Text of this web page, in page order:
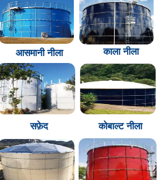
काला नीला
सफ़ेद
आसमानी नीला
कोबाल्ट नीला